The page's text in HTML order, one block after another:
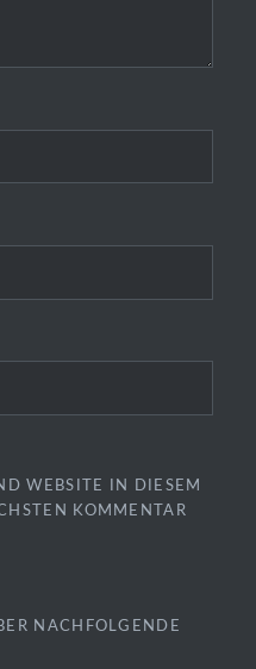
WEBSITE IN DIESEM
KOMMENTAR
NACHFOLGENDE